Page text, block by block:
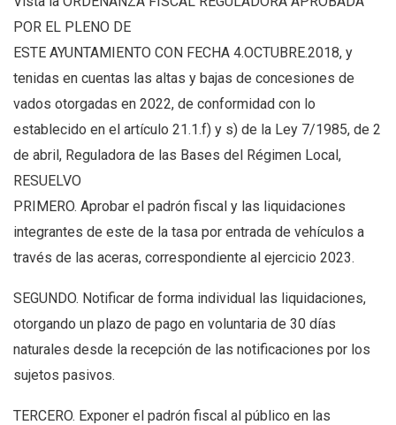
POR EL PLENO DE
ESTE AYUNTAMIENTO CON FECHA 4.OCTUBRE.2018, y
tenidas en cuentas las altas y bajas de concesiones de
vados otorgadas en 2022, de conformidad con lo
establecido en el artículo 21.1.f) y s) de la Ley 7/1985, de 2
de abril, Reguladora de las Bases del Régimen Local,
RESUELVO
PRIMERO. Aprobar el padrón fiscal y las liquidaciones
integrantes de este de la tasa por entrada de vehículos a
través de las aceras, correspondiente al ejercicio 2023.
SEGUNDO. Notificar de forma individual las liquidaciones,
otorgando un plazo de pago en voluntaria de 30 días
naturales desde la recepción de las notificaciones por los
sujetos pasivos.
TERCERO. Exponer el padrón fiscal al público en las